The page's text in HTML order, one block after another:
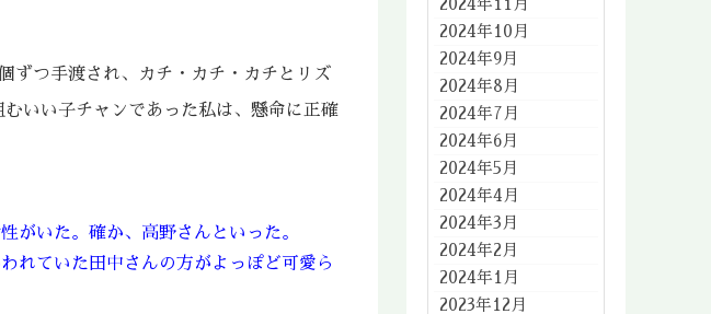
ずつ手渡され、カチ・カチ・カチとリズ
いい子チャンであった私は、懸命に正確
がいた。確か、高野さんといった。
れていた田中さんの方がよっぽど可愛ら
2024年11月
2024年10月
2024年9月
2024年8月
2024年7月
2024年6月
2024年5月
2024年4月
2024年3月
2024年2月
2024年1月
2023年12月